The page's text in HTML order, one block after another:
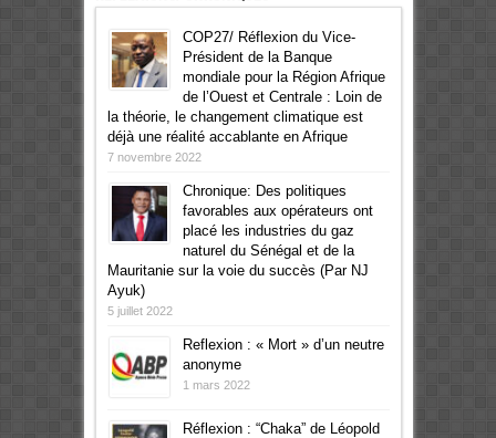
COP27/ Réflexion du Vice-
Président de la Banque
mondiale pour la Région Afrique
de l’Ouest et Centrale : Loin de
la théorie, le changement climatique est
déjà une réalité accablante en Afrique
7 novembre 2022
Chronique: Des politiques
favorables aux opérateurs ont
placé les industries du gaz
naturel du Sénégal et de la
Mauritanie sur la voie du succès (Par NJ
Ayuk)
5 juillet 2022
Reflexion : « Mort » d’un neutre
anonyme
1 mars 2022
Réflexion : “Chaka” de Léopold